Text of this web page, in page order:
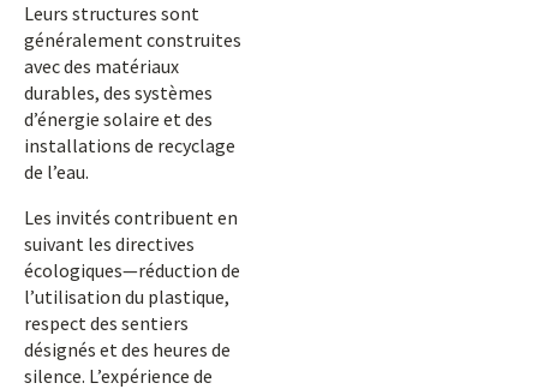
Leurs structures sont
généralement construites
avec des matériaux
durables, des systèmes
d’énergie solaire et des
installations de recyclage
de l’eau.
Les invités contribuent en
suivant les directives
écologiques—réduction de
l’utilisation du plastique,
respect des sentiers
désignés et des heures de
silence. L’expérience de